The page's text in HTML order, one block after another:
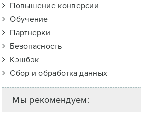
Повышение конверсии
Обучение
Партнерки
Безопасность
Кэшбэк
Сбор и обработка данных
Мы рекомендуем: